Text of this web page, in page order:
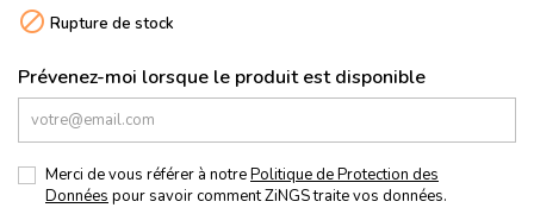
 Rupture de stock
Prévenez-moi lorsque le produit est disponible
Merci de vous référer à notrePolitique de Protection des
Données pour savoir comment ZiNGS traite vos données.